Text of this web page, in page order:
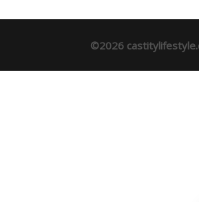
©2026